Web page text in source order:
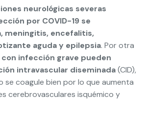
neurológicas severas
por COVID-19 se
meningitis, encefalitis,
aguda y epilepsia. Por otra
infección grave pueden
intravascular diseminada(CID),
se coagule bien por lo que aumenta
cerebrovasculares isquémico y